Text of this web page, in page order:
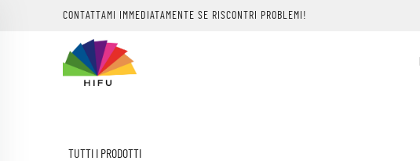
CONTATTAMI IMMEDIATAMENTE SE RISCONTRI PROBLEMI!
TUTTI I PRODOTTI